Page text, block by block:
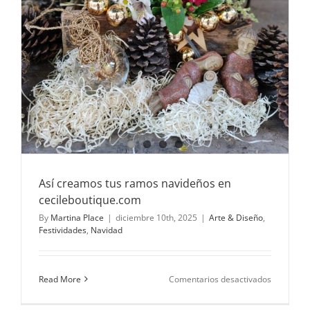
Así creamos tus ramos navideños en
cecileboutique.com
By Martina Place | diciembre 10th, 2025 | Arte & Diseño,
Festividades, Navidad
Read More Comentarios desactivados